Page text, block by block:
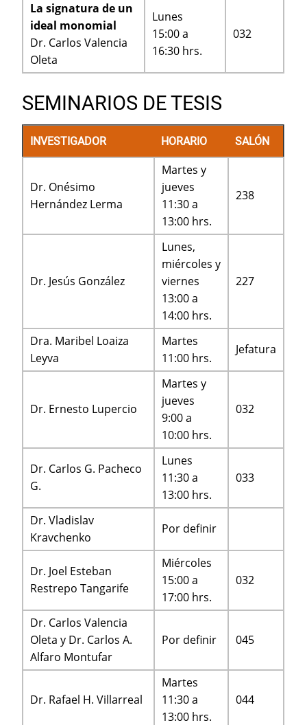
La signatura de un
ideal monomial
Dr. Carlos Valencia
Oleta
Lunes
15:00 a
16:30 hrs.
032
SEMINARIOS DE TESIS
INVESTIGADOR HORARIO SALÓN
Dr. Onésimo
Hernández Lerma
Martes y
jueves
11:30 a
13:00 hrs.
238
Dr. Jesús González
Lunes,
miércoles y
viernes
13:00 a
14:00 hrs.
227
Dra. Maribel Loaiza
Leyva
Martes
11:00 hrs.
Jefatura
Dr. Ernesto Lupercio
Martes y
jueves
9:00 a
10:00 hrs.
032
Dr. Carlos G. Pacheco
G.
Lunes
11:30 a
13:00 hrs.
033
Dr. Vladislav
Kravchenko
Por definir
Dr. Joel Esteban
Restrepo Tangarife
Miércoles
15:00 a
17:00 hrs.
032
Dr. Carlos Valencia
Oleta y Dr. Carlos A.
Alfaro Montufar
Por definir 045
Dr. Rafael H. Villarreal
Martes
11:30 a
13:00 hrs.
044